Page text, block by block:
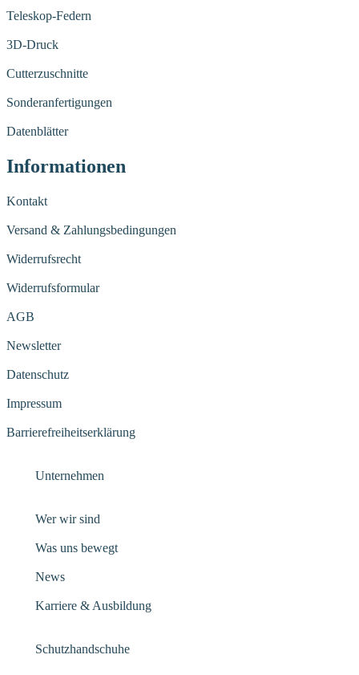
Teleskop-Federn
3D-Druck
Cutterzuschnitte
Sonderanfertigungen
Datenblätter
Informationen
Kontakt
Versand & Zahlungsbedingungen
Widerrufsrecht
Widerrufsformular
AGB
Newsletter
Datenschutz
Impressum
Barrierefreiheitserklärung
Unternehmen
Wer wir sind
Was uns bewegt
News
Karriere & Ausbildung
Schutzhandschuhe